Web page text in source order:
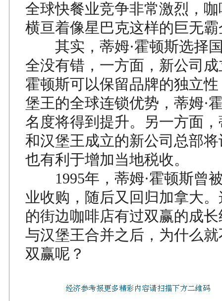
全球快餐业竞争非常激烈，
横亘着像星巴克这样的巨无
其实，蒂姆·霍顿斯选择
全没有错，一方面，新公司成
霍顿斯可以保留品牌的独立
堡王的全球连锁优势，蒂姆·
名度将得到提升。另一方面，
和汉堡王成立的新公司总部
也有利于增加当地税收。
1995年，蒂姆·霍顿斯曾
业收购，随后又回归加拿大
的街边咖啡店有过双赢的成
与汉堡王合并之后，为什么
双赢呢？